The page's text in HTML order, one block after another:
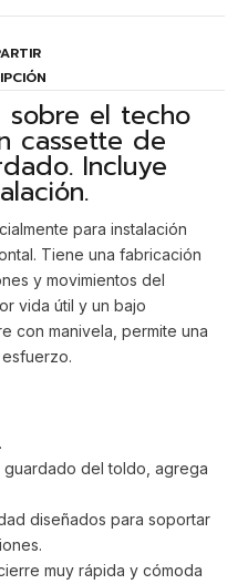
sobre el techo
cassette de
Incluye
para instalación
Tiene una fabricación
y movimientos del
vida útil y un bajo
con manivela, permite una
guardado del toldo, agrega
diseñados para soportar
muy rápida y cómoda